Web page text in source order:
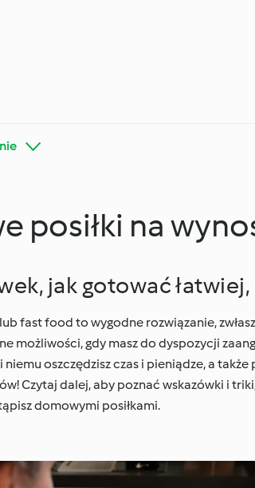
wskazówki
Specjalne okazje
posiłki na
jak gotować
fast food to wygodne rozwiązanie,
możliwości, gdy masz do dyspozycji
niemu oszczędzisz czas i pieniądze, a
Czytaj dalej, aby poznać wskazówki i
domowymi posiłkami.